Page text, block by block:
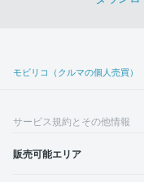
モビリコ（クルマの個人売買）
サービス規約とその他情報
販売可能エリア